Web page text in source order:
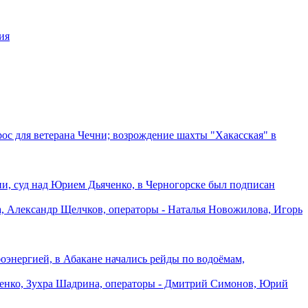
для ветерана Чечни; возрождение шахты "Хакасская" в
суд над Юрием Дьяченко, в Черногорске был подписан
Щелчков, операторы - Наталья Новожилова, Игорь
в Абакане начались рейды по водоёмам,
Зухра Шадрина, операторы - Дмитрий Симонов, Юрий